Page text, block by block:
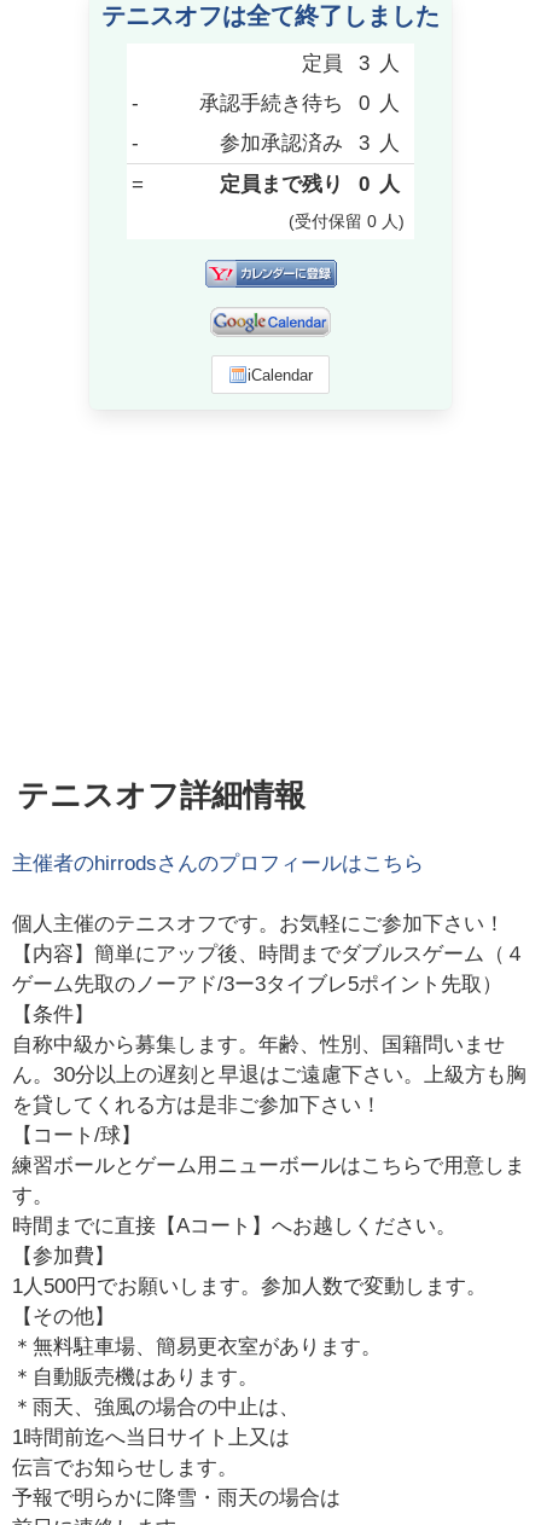
テニスオフは全て終了しました
定員 3 人
-
承認手続き待ち 0 人
-
参加承認済み 3 人
=
定員まで残り 0 人
(受付保留 0 人)
iCalendar
テニスオフ詳細情報
主催者のhirrodsさんのプロフィールはこちら
個人主催のテニスオフです。お気軽にご参加下さい！
【内容】簡単にアップ後、時間までダブルスゲーム（４
ゲーム先取のノーアド/3ー3タイブレ5ポイント先取）
【条件】
自称中級から募集します。年齢、性別、国籍問いませ
ん。30分以上の遅刻と早退はご遠慮下さい。上級方も胸
を貸してくれる方は是非ご参加下さい！
【コート/球】
練習ボールとゲーム用ニューボールはこちらで用意しま
す。
時間までに直接【Aコート】へお越しください。
【参加費】
1人500円でお願いします。参加人数で変動します。
【その他】
＊無料駐車場、簡易更衣室があります。
＊自動販売機はあります。
＊雨天、強風の場合の中止は、
1時間前迄へ当日サイト上又は
伝言でお知らせします。
予報で明らかに降雪・雨天の場合は